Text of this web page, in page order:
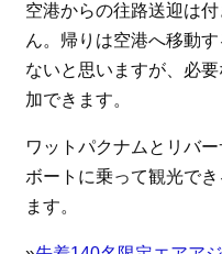
空港からの往路送迎は
ん。帰りは空港へ移動
ないと思いますが、必
加できます。
ワットパクナムとリバ
ボートに乗って観光で
ます。